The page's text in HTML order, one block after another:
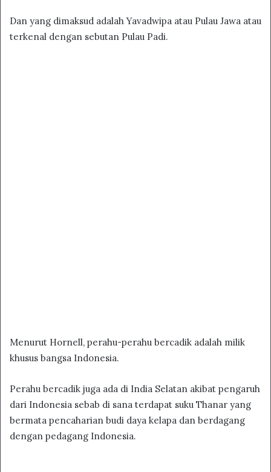
Dan yang dimaksud adalah Yavadwipa atau Pulau Jawa atau
terkenal dengan sebutan Pulau Padi.
Menurut Hornell, perahu-perahu bercadik adalah milik
khusus bangsa Indonesia.
Perahu bercadik juga ada di India Selatan akibat pengaruh
dari Indonesia sebab di sana terdapat suku Thanar yang
bermata pencaharian budi daya kelapa dan berdagang
dengan pedagang Indonesia.